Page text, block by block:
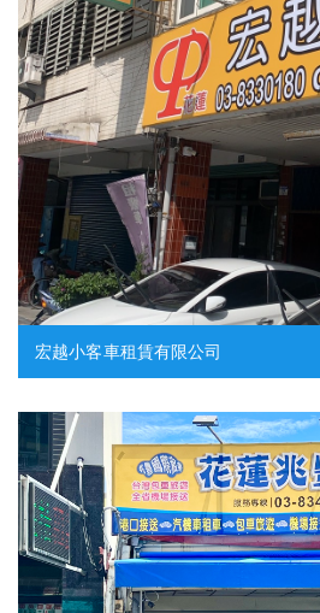
宏越小客車租賃有限公司